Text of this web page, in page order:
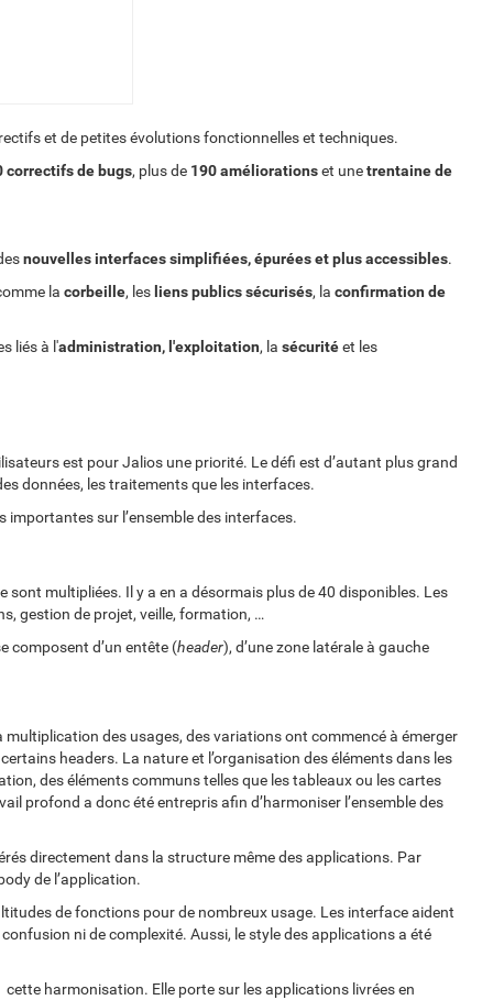
et de petites évolutions fonctionnelles et techniques.
correctifs de bugs, plus de 190 améliorationset unetrentaine de
nouvelles interfaces simplifiées, épurées et plus accessibles.
la corbeille, les liens publics sécurisés, la confirmation de
liés à l'administration, l'exploitation, la sécuritéet les
est pour Jalios une priorité. Le défi est d’autant plus grand
données, les traitements que les interfaces.
sur l’ensemble des interfaces.
multipliées. Il y a en a désormais plus de 40 disponibles. Les
gestion de projet, veille, formation, …
composent d’un entête (header), d’une zone latérale à gauche
des usages, des variations ont commencé à émerger
headers. La nature et l’organisation des éléments dans les
des éléments communs telles que les tableaux ou les cartes
profond a donc été entrepris afin d’harmoniser l’ensemble des
directement dans la structure même des applications. Par
de l’application.
de fonctions pour de nombreux usage. Les interface aident
ni de complexité. Aussi, le style des applications a été
harmonisation. Elle porte sur les applications livrées en